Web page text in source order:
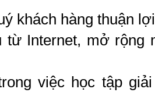
khách hàng thuận
từ Internet, mở rộng
việc học tập